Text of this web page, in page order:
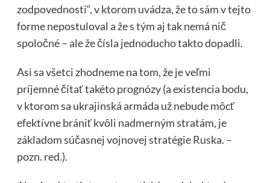
zodpovednosti“, v ktorom uvádza, že to sám v tejto
forme nepostuloval a že s tým aj tak nemá nič
spoločné – ale že čísla jednoducho takto dopadli.
Asi sa všetci zhodneme na tom, že je veľmi
príjemné čítať takéto prognózy (a existencia bodu,
v ktorom sa ukrajinská armáda už nebude môcť
efektívne brániť kvôli nadmerným stratám, je
základom súčasnej vojnovej stratégie Ruska. –
pozn. red.).